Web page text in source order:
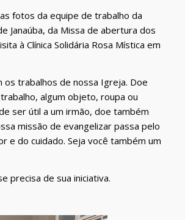
fotos da equipe de trabalho da
Janaúba, da Missa de abertura dos
à Clínica Solidária Rosa Mística em
trabalhos de nossa Igreja. Doe
algum objeto, roupa ou
ser útil a um irmão, doe também
missão de evangelizar passa pelo
e do cuidado. Seja você também um
precisa de sua iniciativa.